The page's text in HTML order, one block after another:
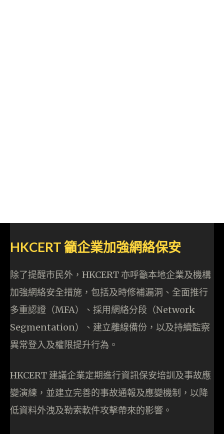
HKCERT 籲企業加強網絡保安
除了提醒市民外，HKCERT 亦呼籲本地企業及機構
加強網絡安全措施，包括及時修補漏洞、全面推行
多重認證（MFA）、採用網絡分段（Network
Segmentation）、建立離線備份，以及持續監察
異常登入及權限提升行為。
HKCERT 建議企業定期進行資訊保安培訓及事故應
變演練，並建立完善的事故通報及應變機制，以降
低資料外洩及勒索軟件攻擊帶來的影響。